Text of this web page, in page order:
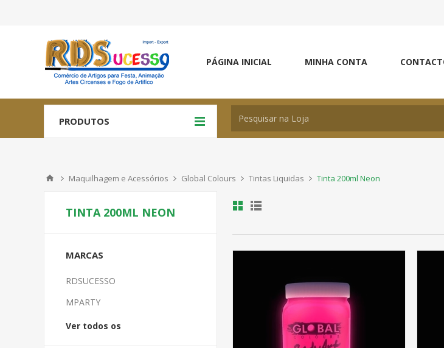
PÁGINA INICIAL MINHA CONTA
PRODUTOS
Maquilhagem e Acessórios Global Colours Tintas Liquidas Tinta 200ml Neon
TINTA 200ML NEON
MARCAS
RDSUCESSO
MPARTY
Ver todos os